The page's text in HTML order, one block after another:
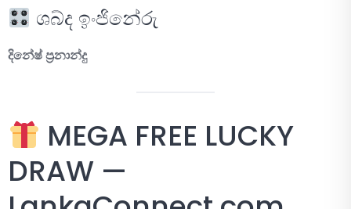
ශබ්ද ඉංජිනේරු
දිනේෂ් ප්‍රනාන්දු
MEGA FREE LUCKY
DRAW —